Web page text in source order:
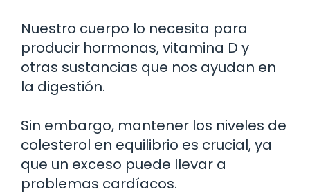
Nuestro cuerpo lo necesita para
producir hormonas, vitamina D y
otras sustancias que nos ayudan en
la digestión.
Sin embargo, mantener los niveles de
colesterol en equilibrio es crucial, ya
que un exceso puede llevar a
problemas cardíacos.